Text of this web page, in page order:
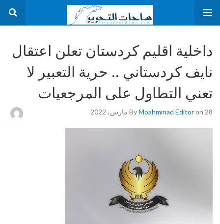
داخلية اقليم كردستان تعلن اعتقال
نايف كردستاني .. حرية التعبير لا
تعني التطاول على المرجعيات
ByMoahmmad Editoron 28 مارس، 2022